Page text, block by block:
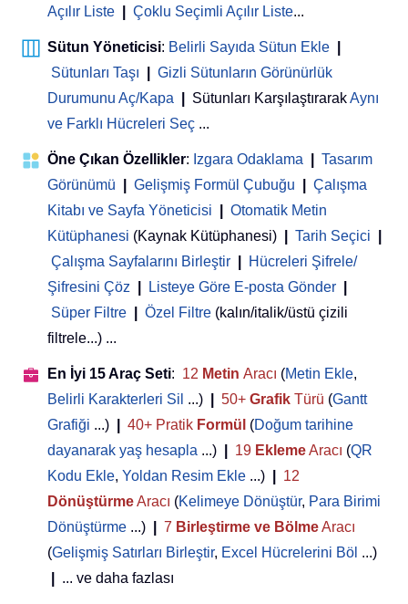
Açılır Liste
Çoklu Seçimli Açılır Liste...
Sütun Yöneticisi: Belirli Sayıda Sütun Ekle
Sütunları Taşı
Gizli Sütunların Görünürlük
Durumunu Aç/Kapa
Sütunları KarşılaştırarakAynı
ve Farklı Hücreleri Seç ...
Öne Çıkan Özellikler: Izgara Odaklama
Tasarım
Görünümü
Gelişmiş Formül Çubuğu
Çalışma
Kitabı ve Sayfa Yöneticisi
Otomatik Metin
Kütüphanesi (Kaynak Kütüphanesi) Tarih Seçici
Çalışma Sayfalarını Birleştir
Hücreleri Şifrele/
Şifresini Çöz
Listeye Göre E-posta Gönder
Süper Filtre
Özel Filtre (kalın/italik/üstü çizili
filtrele...) ...
En İyi 15 Araç Seti: 12 Metin Aracı (Metin Ekle,
Belirli Karakterleri Sil ...) 50+ Grafik Türü (Gantt
Grafiği ...) 40+ Pratik Formül (Doğum tarihine
dayanarak yaş hesapla ...) 19 EklemeAracı (QR
Kodu Ekle, Yoldan Resim Ekle ...)
12
DönüştürmeAracı (Kelimeye Dönüştür, Para Birimi
Dönüştürme ...) 7 Birleştirme ve BölmeAracı
(Gelişmiş Satırları Birleştir, Excel Hücrelerini Böl ...)
... ve daha fazlası